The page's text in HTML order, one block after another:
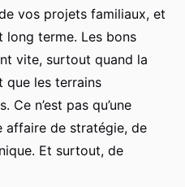
de lecture
vos projets familiaux, et
long terme. Les bons
vite, surtout quand la
que les terrains
n’est pas qu’une
affaire de stratégie, de
Et surtout, de